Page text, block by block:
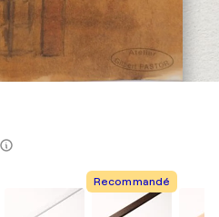
Recommandé